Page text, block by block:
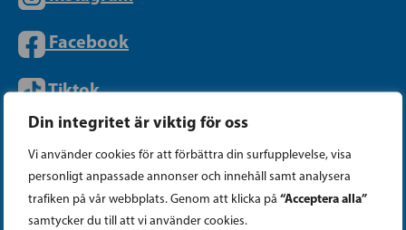
Din integritet är viktig för oss
Vi använder cookies för att förbättra din surfupplevelse, visa
personligt anpassade annonser och innehåll samt analysera
trafiken på vår webbplats. Genom att klicka på “Acceptera alla”
samtycker du till att vi använder cookies.
Facebook
Tiktok
PARTIKANSLIET
Telefon (09) 693 070